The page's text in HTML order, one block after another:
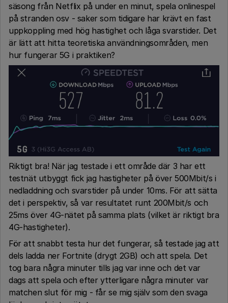
säsong från Netflix på under en minut, spela onlinespel
på stranden osv - saker som tidigare har krävt en fast
uppkoppling med hög hastighet och låga svarstider. Det
är lätt att hitta teoretiska användningsområden, men
hur fungerar 5G i praktiken?
Riktigt bra! När jag testade i ett område där 3 har ett
testnät utbyggt fick jag hastigheter på över 500Mbit/s i
nedladdning och svarstider på under 10ms. För att sätta
det i perspektiv, så var resultatet runt 200Mbit/s och
25ms över 4G-nätet på samma plats (vilket är riktigt bra
4G-hastigheter).
För att snabbt testa hur det fungerar, så testade jag att
dels ladda ner Fortnite (drygt 2GB) och att spela. Det
tog bara några minuter tills jag var inne och det var
dags att spela och efter ytterligare några minuter var
matchen slut för mig - får se mig själv som den svaga